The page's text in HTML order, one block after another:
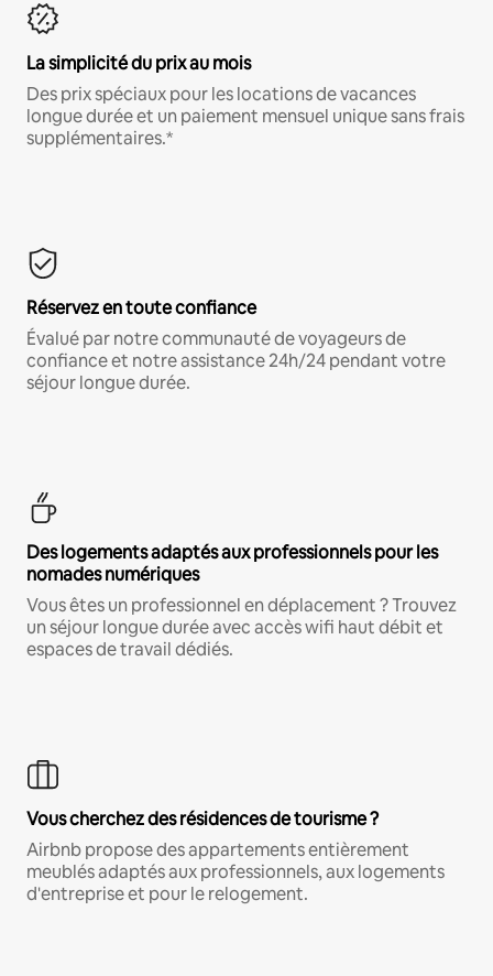
La simplicité du prix au mois
Des prix spéciaux pour les locations de vacances
longue durée et un paiement mensuel unique sans frais
supplémentaires.*
Réservez en toute confiance
Évalué par notre communauté de voyageurs de
confiance et notre assistance 24h/24 pendant votre
séjour longue durée.
Des logements adaptés aux professionnels pour les
nomades numériques
Vous êtes un professionnel en déplacement ? Trouvez
un séjour longue durée avec accès wifi haut débit et
espaces de travail dédiés.
Vous cherchez des résidences de tourisme ?
Airbnb propose des appartements entièrement
meublés adaptés aux professionnels, aux logements
d'entreprise et pour le relogement.